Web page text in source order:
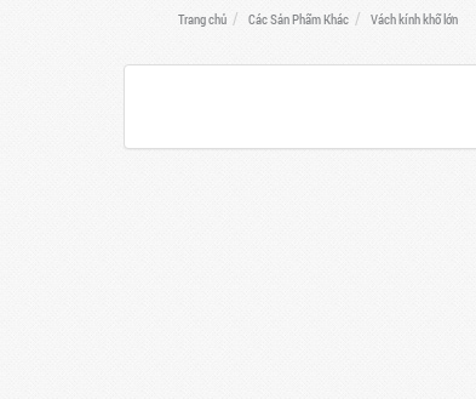
Trang chủ Các Sản Phẩm Khác Vách kính khổ lớn